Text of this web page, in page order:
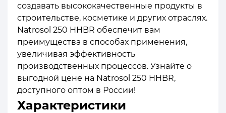
создавать высококачественные продукты в
строительстве, косметике и других отраслях.
Natrosol 250 HHBR обеспечит вам
преимущества в способах применения,
увеличивая эффективность
производственных процессов. Узнайте о
выгодной цене на Natrosol 250 HHBR,
доступного оптом в России!
Характеристики